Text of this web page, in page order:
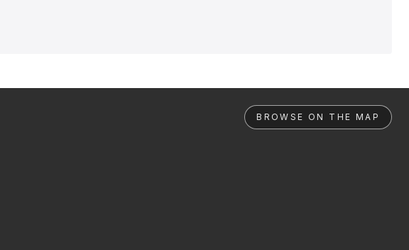
BROWSE ON THE MAP